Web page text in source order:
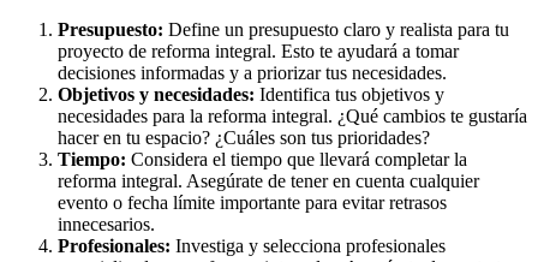
Presupuesto: Define un presupuesto claro y realista para tu
proyecto de reforma integral. Esto te ayudará a tomar
decisiones informadas y a priorizar tus necesidades.
Objetivos y necesidades: Identifica tus objetivos y
necesidades para la reforma integral. ¿Qué cambios te gustaría
hacer en tu espacio? ¿Cuáles son tus prioridades?
Tiempo: Considera el tiempo que llevará completar la
reforma integral. Asegúrate de tener en cuenta cualquier
evento o fecha límite importante para evitar retrasos
innecesarios.
Profesionales: Investiga y selecciona profesionales